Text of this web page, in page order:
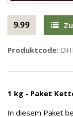
9.99
Produktcode:
1 kg - Paket
In diesem Paket